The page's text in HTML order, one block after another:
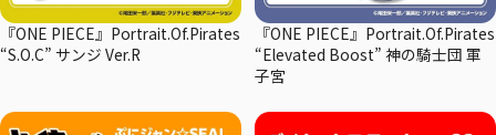
『ONE PIECE』Portrait.Of.Pirates
“S.O.C” サンジ Ver.R
『ONE PIECE』Portrait.Of.Pirates
“Elevated Boost” 神の騎士団 軍
子宮